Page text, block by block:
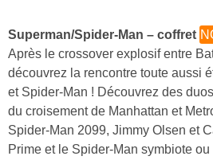
Superman/Spider-Man – coffret
Après le crossover explosif entre
découvrez la rencontre toute aussi
et Spider-Man ! Découvrez des
du croisement de Manhattan et
Spider-Man 2099, Jimmy Olsen et
Prime et le Spider-Man symbiote